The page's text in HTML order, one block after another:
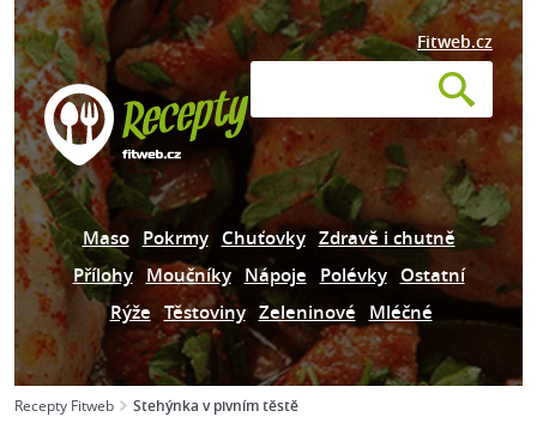
Fitweb.cz
Maso Pokrmy Chuťovky Zdravě i chutně
Přílohy Moučníky Nápoje Polévky Ostatní
Rýže Těstoviny Zeleninové Mléčné
Recepty Fitweb Stehýnka v pivním těstě